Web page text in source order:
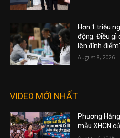
Hơn 1 triệu
động: Điều gì
lên đỉnh
August 8, 2026
VIDEO MỚI NHẤT
Phương
mẫu XHCN